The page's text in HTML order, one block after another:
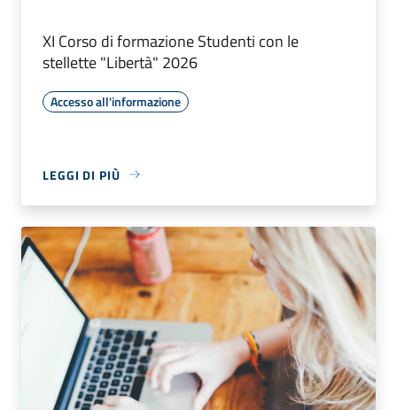
XI Corso di formazione Studenti con le
stellette "Libertà" 2026
Accesso all'informazione
LEGGI DI PIÙ